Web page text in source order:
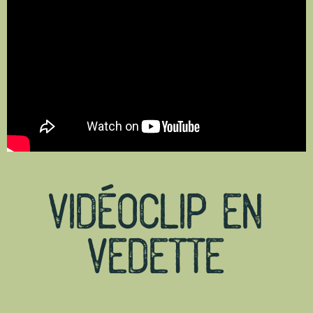
VIDÉOCLIP EN
VEDETTE